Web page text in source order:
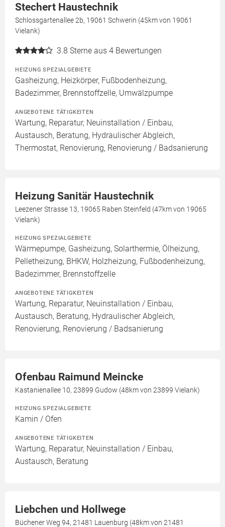
Stechert Haustechnik
Schlossgartenallee 2b, 19061 Schwerin (45km von 19061
Vielank)
3.8 Sterne aus 4 Bewertungen
HEIZUNG SPEZIALGEBIETE
Gasheizung, Heizkörper, Fußbodenheizung,
Badezimmer, Brennstoffzelle, Umwälzpumpe
ANGEBOTENE TÄTIGKEITEN
Wartung, Reparatur, Neuinstallation / Einbau,
Austausch, Beratung, Hydraulischer Abgleich,
Thermostat, Renovierung, Renovierung / Badsanierung
Heizung Sanitär Haustechnik
Leezener Strasse 13, 19065 Raben Steinfeld (47km von 19065
Vielank)
HEIZUNG SPEZIALGEBIETE
Wärmepumpe, Gasheizung, Solarthermie, Ölheizung,
Pelletheizung, BHKW, Holzheizung, Fußbodenheizung,
Badezimmer, Brennstoffzelle
ANGEBOTENE TÄTIGKEITEN
Wartung, Reparatur, Neuinstallation / Einbau,
Austausch, Beratung, Hydraulischer Abgleich,
Renovierung, Renovierung / Badsanierung
Ofenbau Raimund Meincke
Kastanienallee 10, 23899 Gudow (48km von 23899 Vielank)
HEIZUNG SPEZIALGEBIETE
Kamin / Ofen
ANGEBOTENE TÄTIGKEITEN
Wartung, Reparatur, Neuinstallation / Einbau,
Austausch, Beratung
Liebchen und Hollwege
Büchener Weg 94, 21481 Lauenburg (48km von 21481